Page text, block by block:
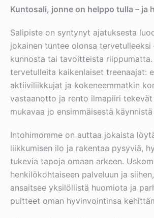
Kuntosali, jonne on helppo tulla – ja
Salipiste on syntynyt ajatuksesta
jokainen tuntee olonsa tervetulleeksi
kunnosta tai tavoitteista
tervetulleita kaikenlaiset treenaajat:
aktiiviliikkujat ja kokeneemmatkin
vastaanotto ja rento ilmapiiri tekevät
mukavaa jo ensimmäisestä
Intohimomme on auttaa jokaista
liikkumisen ilo ja rakentaa pysyviä,
tukevia tapoja omaan arkeen.
henkilökohtaiseen palveluun ja
ansaitsee yksilöllistä huomiota ja
puitteet oman hyvinvointinsa